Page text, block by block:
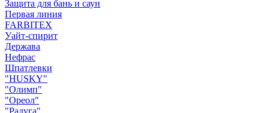
Защита для бань и саун
Первая линия
FARBITEX
Уайт-спирит
Держава
Нефрас
Шпатлевки
"HUSKY"
"Олимп"
"Ореол"
"Радуга"